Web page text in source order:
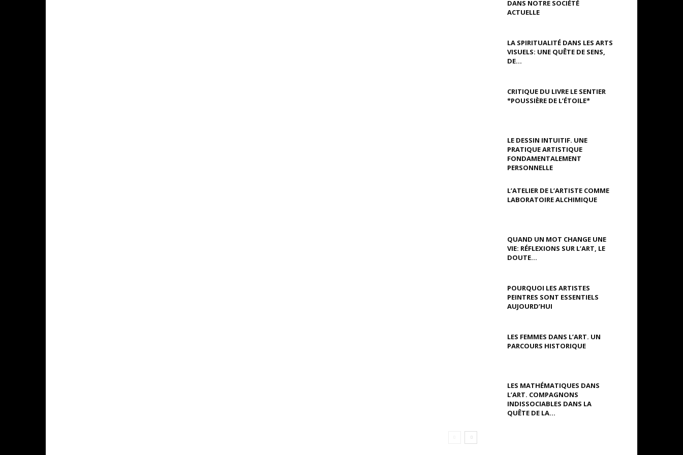
DANS NOTRE SOCIÉTÉ
ACTUELLE
LA SPIRITUALITÉ DANS LES ARTS
VISUELS: UNE QUÊTE DE SENS,
DE...
CRITIQUE DU LIVRE LE SENTIER
*POUSSIÈRE DE L’ÉTOILE*
LE DESSIN INTUITIF. UNE
PRATIQUE ARTISTIQUE
FONDAMENTALEMENT
PERSONNELLE
L’ATELIER DE L’ARTISTE COMME
LABORATOIRE ALCHIMIQUE
QUAND UN MOT CHANGE UNE
VIE: RÉFLEXIONS SUR L’ART, LE
DOUTE...
POURQUOI LES ARTISTES
PEINTRES SONT ESSENTIELS
AUJOURD’HUI
LES FEMMES DANS L’ART. UN
PARCOURS HISTORIQUE
LES MATHÉMATIQUES DANS
L’ART. COMPAGNONS
INDISSOCIABLES DANS LA
QUÊTE DE LA...